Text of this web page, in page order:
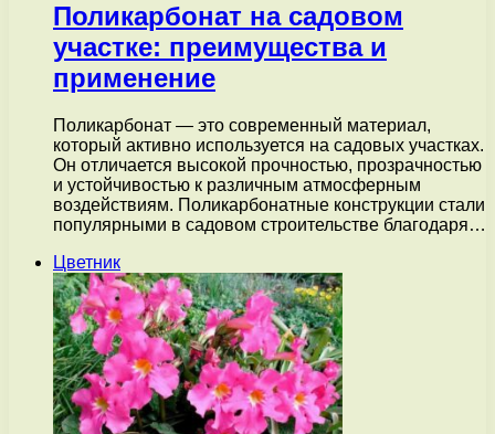
Поликарбонат на садовом
участке: преимущества и
применение
Поликарбонат — это современный материал,
который активно используется на садовых участках.
Он отличается высокой прочностью, прозрачностью
и устойчивостью к различным атмосферным
воздействиям. Поликарбонатные конструкции стали
популярными в садовом строительстве благодаря…
Цветник